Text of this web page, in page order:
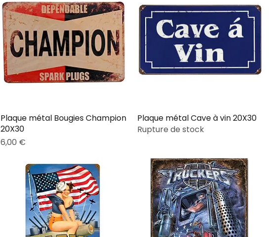
Plaque métal Bougies Champion
20X30
Prix
6,00 €
Plaque métal Cave à vin 20X30
Rupture de stock